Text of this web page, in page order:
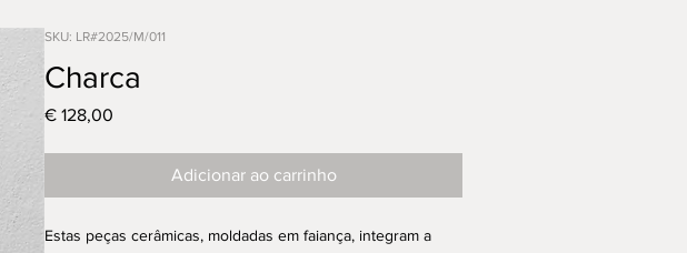
SKU: LR#2025/M/011
Charca
€ 128,00
Adicionar ao carrinho
Estas peças cerâmicas, moldadas em faiança, integram a